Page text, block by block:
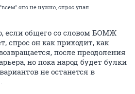
оно не нужно, спрос упал
если общего со словом БОМЖ
спрос он как приходит, как
после преодоления
но пока народ будет булки
не останется в